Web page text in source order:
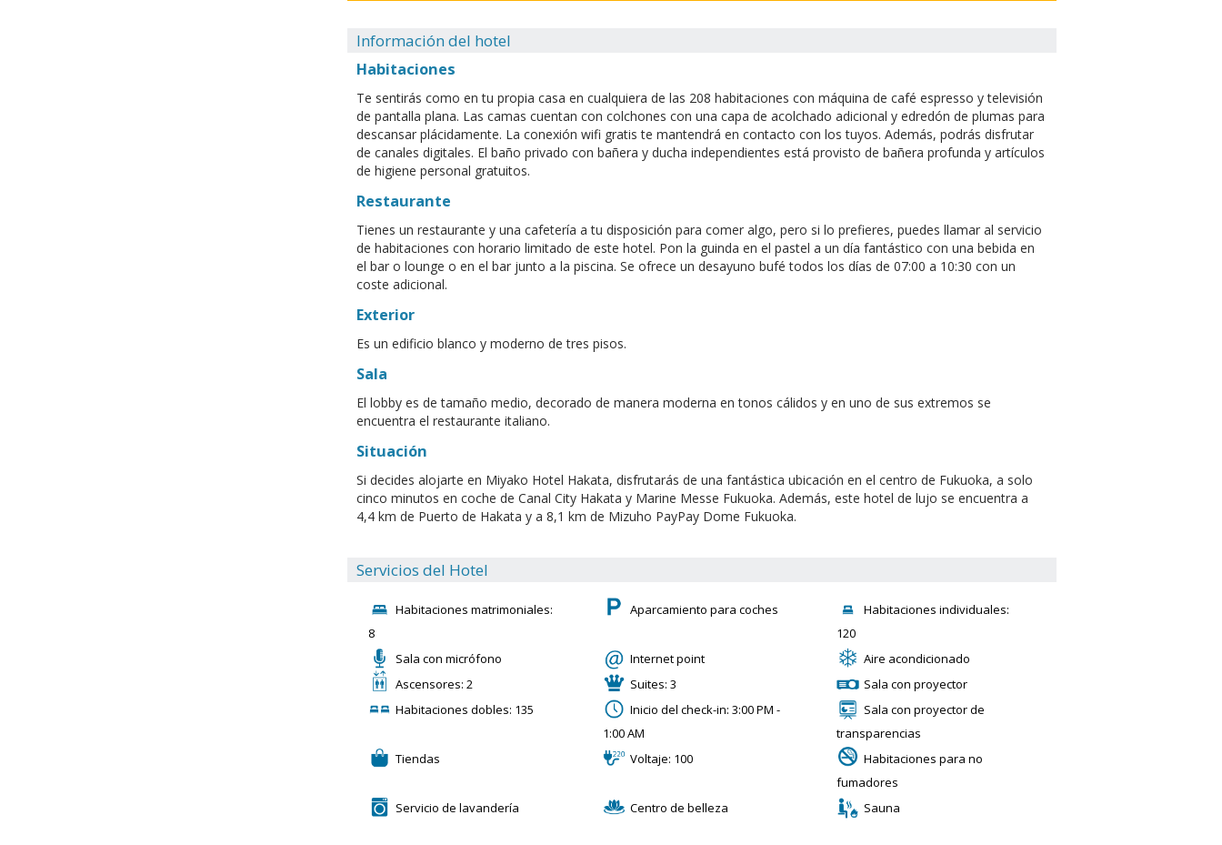
Información del hotel
Habitaciones
Te sentirás como en tu propia casa en cualquiera de las 208 habitaciones con máquina de café espresso y televisión
de pantalla plana. Las camas cuentan con colchones con una capa de acolchado adicional y edredón de plumas para
descansar plácidamente. La conexión wifi gratis te mantendrá en contacto con los tuyos. Además, podrás disfrutar
de canales digitales. El baño privado con bañera y ducha independientes está provisto de bañera profunda y artículos
de higiene personal gratuitos.
Restaurante
Tienes un restaurante y una cafetería a tu disposición para comer algo, pero si lo prefieres, puedes llamar al servicio
de habitaciones con horario limitado de este hotel. Pon la guinda en el pastel a un día fantástico con una bebida en
el bar o lounge o en el bar junto a la piscina. Se ofrece un desayuno bufé todos los días de 07:00 a 10:30 con un
coste adicional.
Exterior
Es un edificio blanco y moderno de tres pisos.
Sala
El lobby es de tamaño medio, decorado de manera moderna en tonos cálidos y en uno de sus extremos se
encuentra el restaurante italiano.
Situación
Si decides alojarte en Miyako Hotel Hakata, disfrutarás de una fantástica ubicación en el centro de Fukuoka, a solo
cinco minutos en coche de Canal City Hakata y Marine Messe Fukuoka. Además, este hotel de lujo se encuentra a
4,4 km de Puerto de Hakata y a 8,1 km de Mizuho PayPay Dome Fukuoka.
Servicios del Hotel
Habitaciones matrimoniales:
8
Aparcamiento para coches
Habitaciones individuales:
120
Sala con micrófono
Internet point
Aire acondicionado
Ascensores: 2
Suites: 3
Sala con proyector
Habitaciones dobles: 135
Inicio del check-in: 3:00 PM -
1:00 AM
Sala con proyector de
transparencias
Tiendas
Voltaje: 100
Habitaciones para no
fumadores
Servicio de lavandería
Centro de belleza Sauna